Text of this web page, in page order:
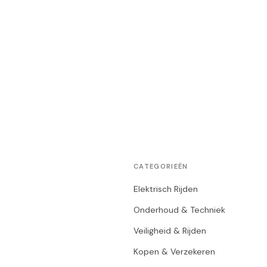
CATEGORIEËN
Elektrisch Rijden
Onderhoud & Techniek
Veiligheid & Rijden
Kopen & Verzekeren